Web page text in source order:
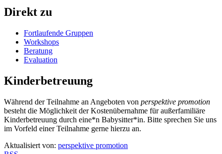
Direkt zu
Fortlaufende Gruppen
Workshops
Beratung
Evaluation
Kinderbetreuung
Während der Teilnahme an Angeboten von perspektive promotion
besteht die Möglichkeit der Kostenübernahme für außerfamiliäre
Kinderbetreuung durch eine*n Babysitter*in. Bitte sprechen Sie uns
im Vorfeld einer Teilnahme gerne hierzu an.
Aktualisiert von: perspektive promotion